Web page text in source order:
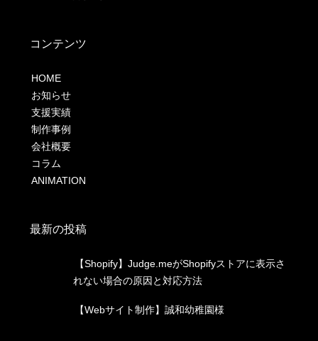
コンテンツ
HOME
お知らせ
支援実績
制作事例
会社概要
コラム
ANIMATION
最新の投稿
【Shopify】Judge.meがShopifyストアに表示さ
れない場合の原因と対応方法
【Webサイト制作】誠和幼稚園様